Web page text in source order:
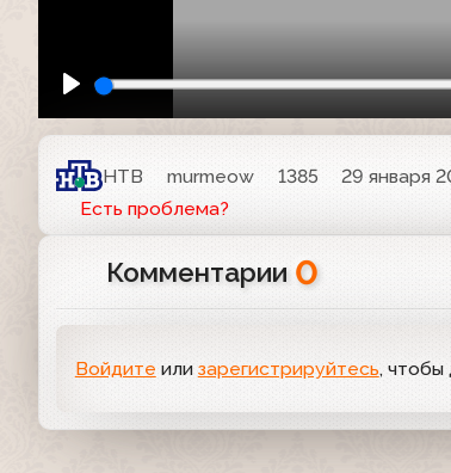
НТВ murmeow 1385 29 января
Есть проблема?
Комментарии 0
Войдите или зарегистрируйтесь,